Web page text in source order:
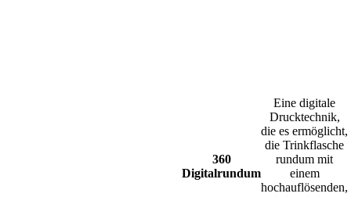
360
Digitalrundum
Eine digitale
Drucktechnik,
die es ermöglicht,
die Trinkflasche
rundum mit
einem
hochauflösenden,